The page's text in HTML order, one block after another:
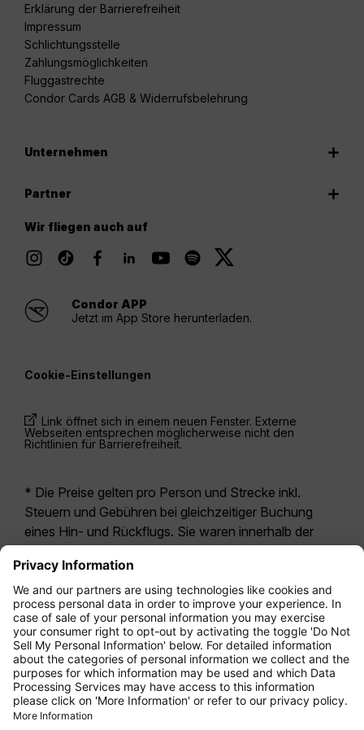
Erklärung der Barrierefreiheit
Impressum
Schlichtungsstelle
Zahlungsmöglichkeiten
Fluggastrechte
Condor Cards AGB & Widerrufsbelehrung
Unternehmen
Partner
Wir fliegen auch auf
Condor APP
Jetzt im App Store herunterladen.
Cookie-Einstellungen
Link öffnet sich in einem neuen Fenster. Externe
Webseiten entsprechen möglicherweise nicht den
Richtlinien für Barrierefreiheit.
* Die Preise gelten pro Person und Strecke inkl.
Steuern und Gebühren bei gleichzeitiger Buchung
eines Hin- und Rückflugs. Sie waren innerhalb der
letzten 24 Stunden verfügbar und sind
möglicherweise nicht mehr aktuell. Bei den für die
Economy Class angegebenen Tarifen handelt es
sich i.d.R. um Economy Zero, unsere restriktivste
Tarifoption. Es können hierfür zusätzliche Gebühren
fürAufgabegepäck oder für andere optionale
Leistungen anfallen. Es gelten dieAllgemeinen
Geschäftsbedingungen .